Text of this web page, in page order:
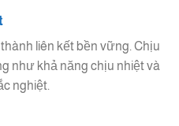
liên kết bền vững. Chịu
như khả năng chịu nhiệt và
nghiệt.